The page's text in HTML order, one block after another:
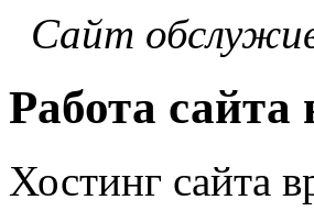
Сайт
Работа сайта
Хостинг сайта